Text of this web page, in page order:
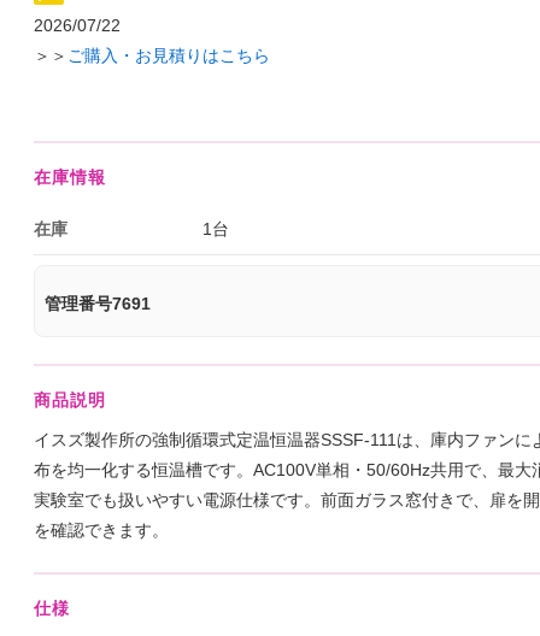
2026/07/22
＞＞ ご購入・お見積りはこちら
在庫情報
在庫 1台
管理番号7691
商品説明
イスズ製作所の強制循環式定温恒温器SSSF-111は、庫内ファンに
布を均一化する恒温槽です。AC100V単相・50/60Hz共用で、最大
実験室でも扱いやすい電源仕様です。前面ガラス窓付きで、扉を
を確認できます。
仕様